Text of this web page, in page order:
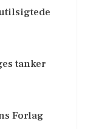
tanker
Forlag